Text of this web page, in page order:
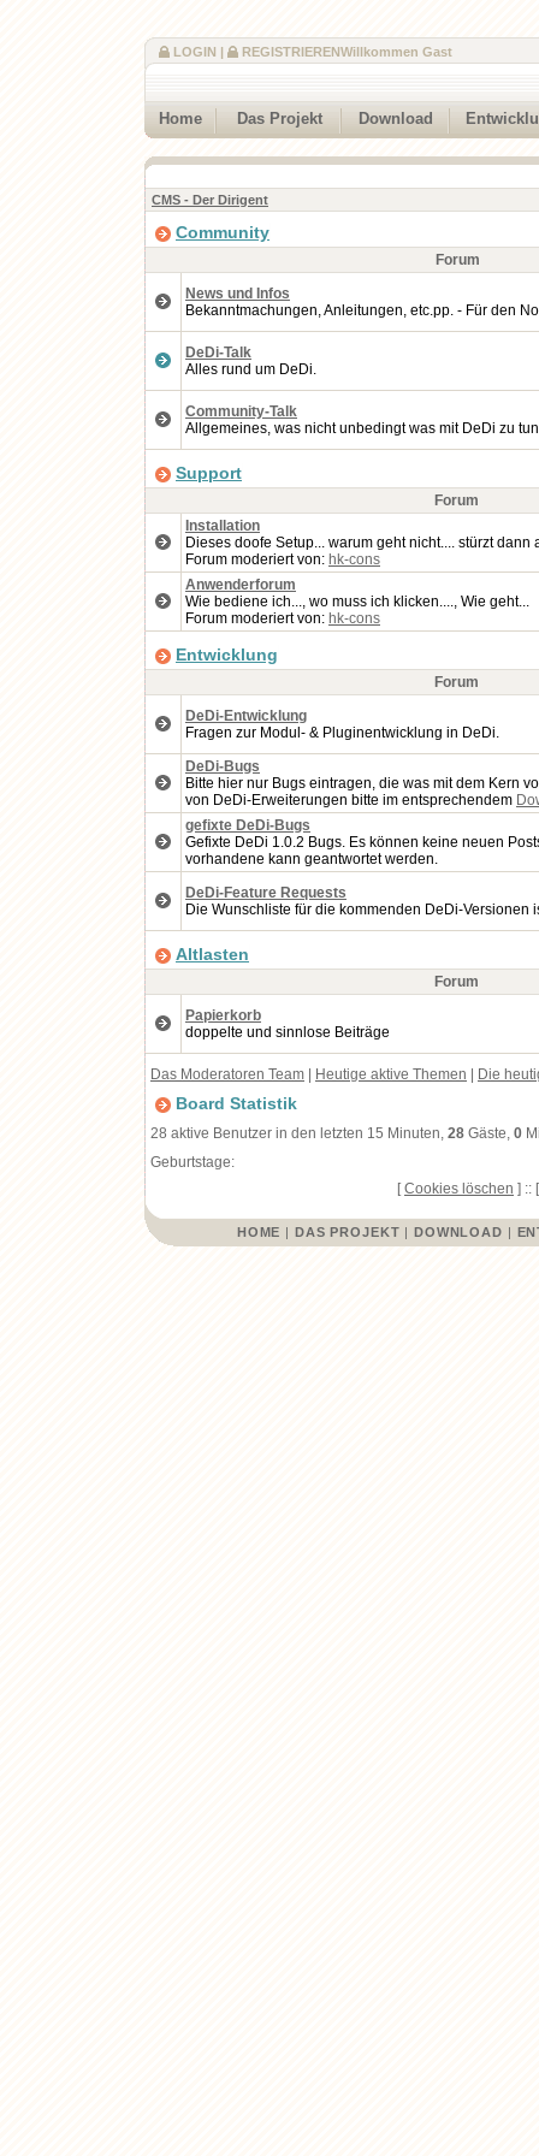
Willkommen Gast
LOGIN | REGISTRIEREN
Home Das Projekt Download
CMS - Der Dirigent
Community
Forum
News und Infos
Bekanntmachungen, Anleitungen, etc.pp. - Für den
DeDi-Talk
Alles rund um DeDi.
Community-Talk
Allgemeines, was nicht unbedingt was mit DeDi zu
Support
Forum
Installation
Dieses doofe Setup... warum geht nicht.... stürzt dann
Forum moderiert von: hk-cons
Anwenderforum
Wie bediene ich..., wo muss ich klicken...., Wie geht...
Forum moderiert von: hk-cons
Entwicklung
Forum
DeDi-Entwicklung
Fragen zur Modul- & Pluginentwicklung in DeDi.
DeDi-Bugs
Bitte hier nur Bugs eintragen, die was mit dem Kern
von DeDi-Erweiterungen bitte im entsprechendem
gefixte DeDi-Bugs
Gefixte DeDi 1.0.2 Bugs. Es können keine neuen
vorhandene kann geantwortet werden.
DeDi-Feature Requests
Die Wunschliste für die kommenden DeDi-Versionen
Altlasten
Forum
Papierkorb
doppelte und sinnlose Beiträge
Das Moderatoren Team Heutige aktive Themen Die
Board Statistik
28 aktive Benutzer in den letzten 15 Minuten, 28 Gäste, 0
Geburtstage:
[Cookies löschen ] ::
HOME | DAS PROJEKT | DOWNLOAD |